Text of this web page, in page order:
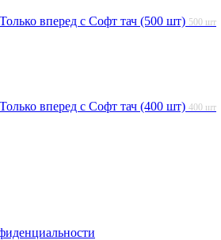
вперед с Софт тач (500 шт) 500 шт
вперед с Софт тач (400 шт) 400 шт